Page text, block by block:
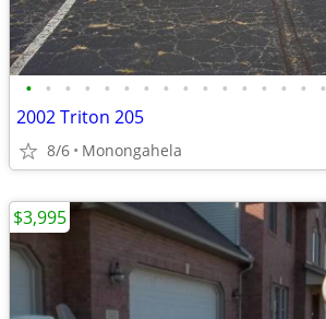
• • • • • • • • • • • • • • • •
2002 Triton 205
8/6 Monongahela
$3,995